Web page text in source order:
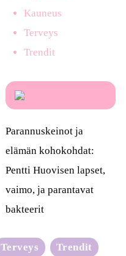
Kauneus
Terveys
Trendit
Parannuskeinot ja
elämän kohokohdat:
Pentti Huovisen lapset,
vaimo, ja parantavat
bakteerit
Terveys Trendit